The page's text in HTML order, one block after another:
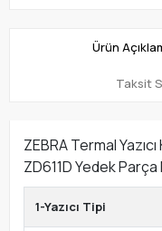
Ürün
Taksit
ZEBRA Termal
ZD611D Yedek
1-Yazıcı Tipi